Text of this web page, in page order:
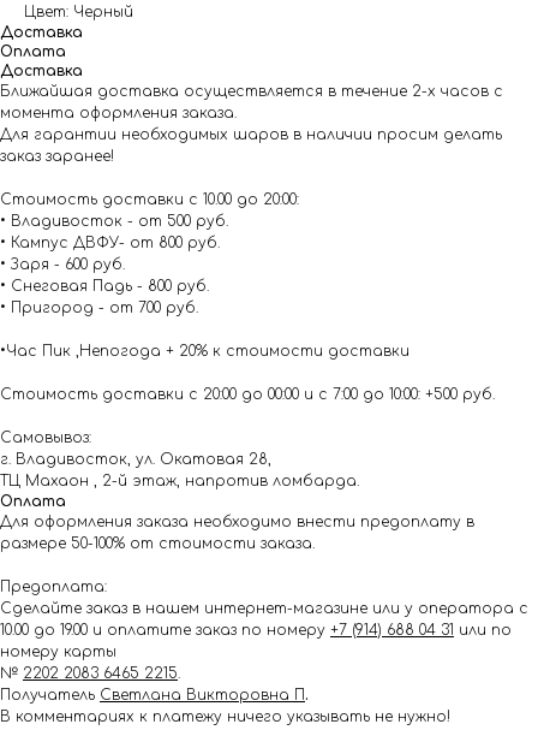
Цвет: Черный
Доставка
Оплата
Доставка
Ближайшая доставка осуществляется в течение 2-х часов с
момента оформления заказа.
Для гарантии необходимых шаров в наличии просим делать
заказ заранее!
Стоимость доставки с 10.00 до 20:00:
• Владивосток - от 500 руб.
• Кампус ДВФУ- от 800 руб.
• Заря - 600 руб.
• Снеговая Падь - 800 руб.
• Пригород - от 700 руб.
•Час Пик ,Непогода + 20% к стоимости доставки
Стоимость доставки с 20:00 до 00:00 и с 7:00 до 10:00: +500 руб.
Самовывоз:
г. Владивосток, ул. Окатовая 28,
ТЦ Махаон , 2-й этаж, напротив ломбарда.
Оплата
Для оформления заказа необходимо внести предоплату в
размере 50-100% от стоимости заказа.
Предоплата:
Сделайте заказ в нашем интернет-магазине или у оператора с
10.00 до 19.00 и оплатите заказ по номеру +7 (914) 688 04 31 или по
номеру карты
№ 2202 2083 6465 2215.
Получатель Светлана Викторовна П .
В комментариях к платежу ничего указывать не нужно!